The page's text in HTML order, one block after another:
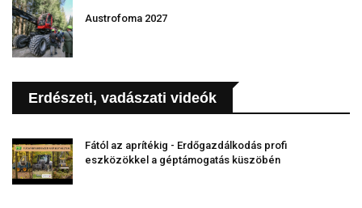
Austrofoma 2027
Erdészeti, vadászati videók
Fától az aprítékig - Erdőgazdálkodás profi
eszközökkel a géptámogatás küszöbén